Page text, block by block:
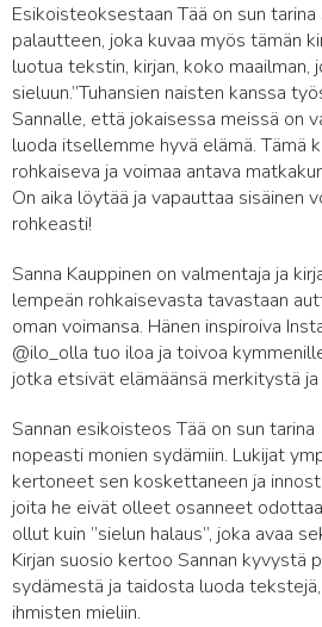
Esikoisteoksestaan Tää on sun tarina
palautteen, joka kuvaa myös tämän
luotua tekstin, kirjan, koko maailman,
sieluun.”Tuhansien naisten kanssa
Sannalle, että jokaisessa meissä on
luoda itsellemme hyvä elämä. Tämä
rohkaiseva ja voimaa antava
On aika löytää ja vapauttaa sisäinen
rohkeasti!
Sanna Kauppinen on valmentaja ja
lempeän rohkaisevasta tavastaan
oman voimansa. Hänen inspiroiva
@ilo_olla tuo iloa ja toivoa
jotka etsivät elämäänsä merkitystä
Sannan esikoisteos Tää on sun
nopeasti monien sydämiin. Lukijat
kertoneet sen koskettaneen ja
joita he eivät olleet osanneet
ollut kuin ”sielun halaus”, joka avaa
Kirjan suosio kertoo Sannan kyvystä
sydämestä ja taidosta luoda
ihmisten mieliin.